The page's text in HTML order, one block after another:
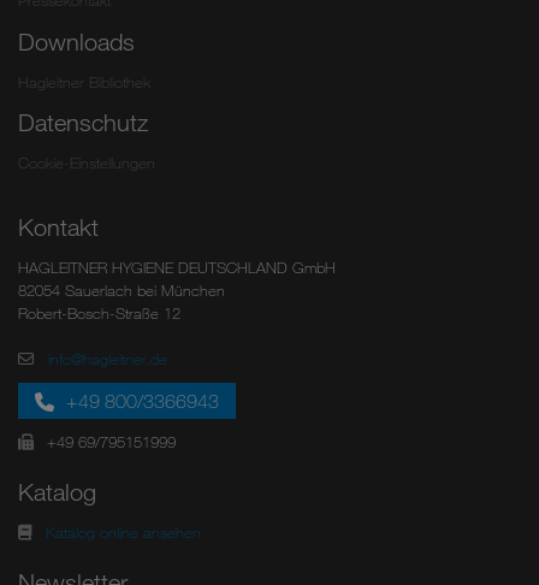
Downloads
Hagleitner Bibliothek
Datenschutz
Cookie-Einstellungen
Kontakt
HAGLEITNER HYGIENE DEUTSCHLAND GmbH
82054 Sauerlach bei München
Robert-Bosch-Straße 12
info@hagleitner.de
+49 800/3366943
+49 69/795151999
Katalog
Katalog online ansehen